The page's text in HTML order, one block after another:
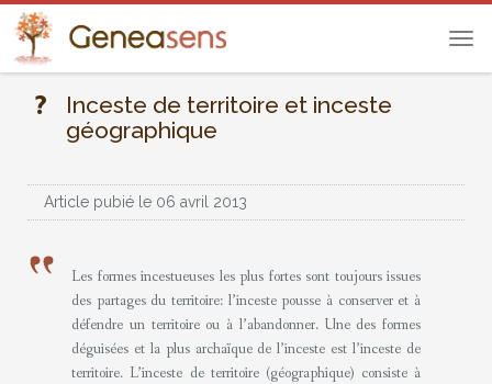
Inceste de territoire et inceste
géographique
Article pubié le 06 avril 2013
Les formes incestueuses les plus fortes sont toujours issues
des partages du territoire: l’inceste pousse à conserver et à
défendre un territoire ou à l’abandonner. Une des formes
déguisées et la plus archaïque de l’inceste est l’inceste de
territoire. L’inceste de territoire (géographique) consiste à